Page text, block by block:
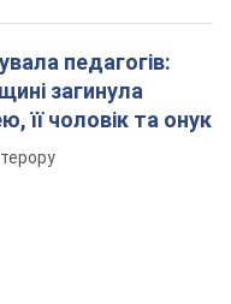
педагогів:
загинула
її чоловік та онук